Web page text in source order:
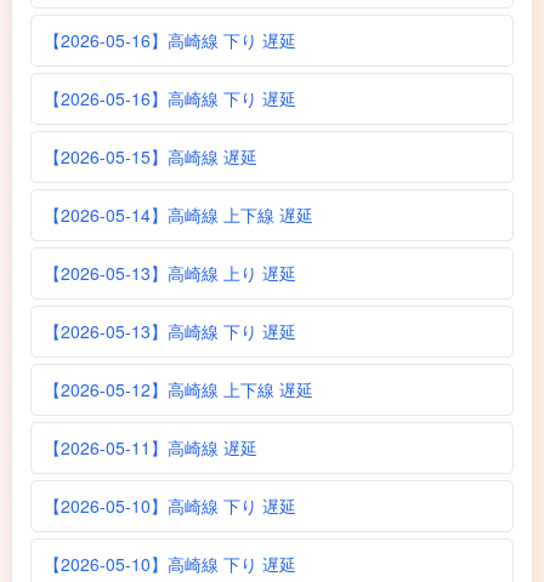
【2026-05-16】高崎線 下り 遅延
【2026-05-16】高崎線 下り 遅延
【2026-05-15】高崎線 遅延
【2026-05-14】高崎線 上下線 遅延
【2026-05-13】高崎線 上り 遅延
【2026-05-13】高崎線 下り 遅延
【2026-05-12】高崎線 上下線 遅延
【2026-05-11】高崎線 遅延
【2026-05-10】高崎線 下り 遅延
【2026-05-10】高崎線 下り 遅延